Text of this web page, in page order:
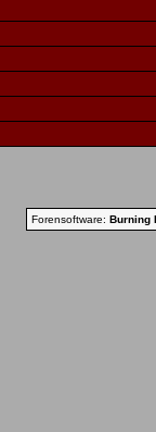
Forensoftware: Burning